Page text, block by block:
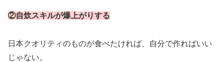
②自炊スキルが爆上がりする
日本クオリティのものが食べたければ、自分で作ればいい
じゃない。